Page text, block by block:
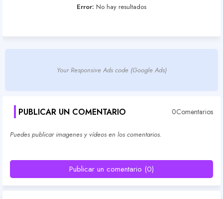
Error: No hay resultados
Your Responsive Ads code (Google Ads)
PUBLICAR UN COMENTARIO 0Comentarios
Puedes publicar imagenes y vídeos en los comentarios.
Publicar un comentario (0)